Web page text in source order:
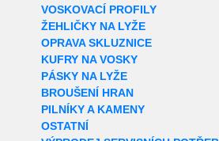
VOSKOVACÍ PROFILY
ŽEHLIČKY NA LYŽE
OPRAVA SKLUZNICE
KUFRY NA VOSKY
PÁSKY NA LYŽE
BROUŠENÍ HRAN
PILNÍKY A KAMENY
OSTATNÍ